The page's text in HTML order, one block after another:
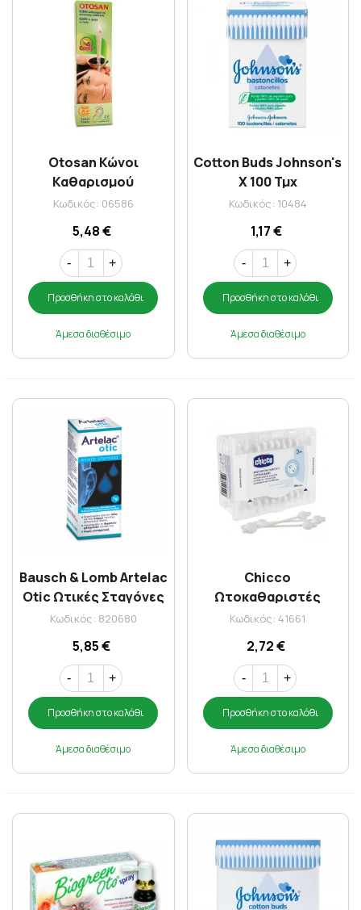
Otosan Κώνοι
Καθαρισμού
Ακουστικού Πόρου 2
Κωδικός: 06586
5,48 €
- +
Προσθήκη στο καλάθι
Άμεσα διαθέσιμο
Cotton Buds Johnson's
X 100 Τμχ
Κωδικός: 10484
1,17 €
- +
Προσθήκη στο καλάθι
Άμεσα διαθέσιμο
Bausch & Lomb Artelac
Otic Ωτικές Σταγόνες
7gr
Κωδικός: 820680
5,85 €
- +
Προσθήκη στο καλάθι
Άμεσα διαθέσιμο
Chicco
Ωτοκαθαριστές
Ασφαλείας (10440.00)
Κωδικός: 41661
2,72 €
- +
Προσθήκη στο καλάθι
Άμεσα διαθέσιμο